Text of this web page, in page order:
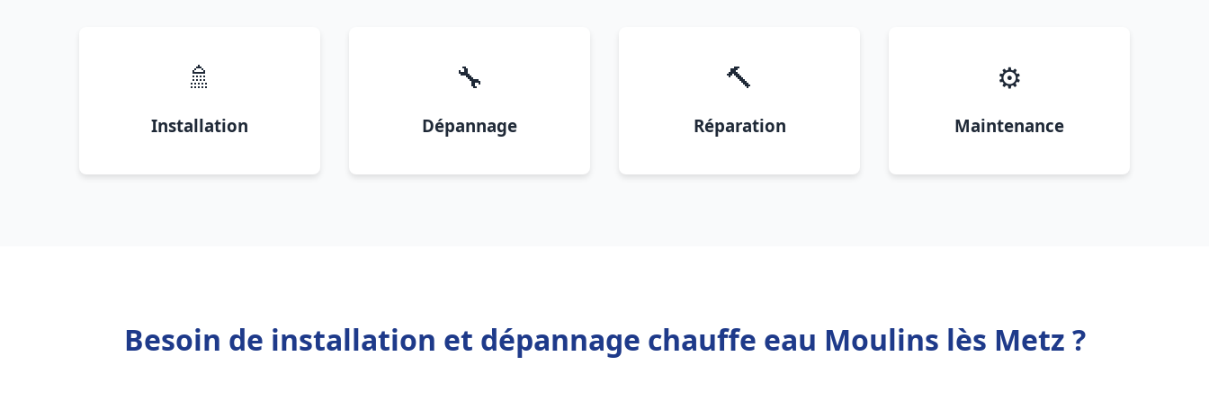
🚿
Installation
🔧
Dépannage
🔨
Réparation
⚙️
Maintenance
Besoin de installation et dépannage chauffe eau Moulins lès Metz ?